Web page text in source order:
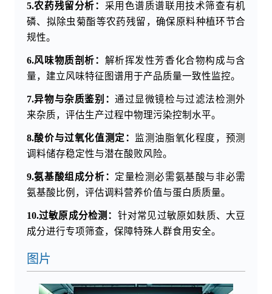
5.农药残留分析： 采用色谱质谱联用技术筛查有机
磷、拟除虫菊酯等农药残留，确保原料种植环节合
规性。
6.风味物质剖析： 解析挥发性芳香化合物构成与含
量，建立风味特征图谱用于产品质量一致性监控。
7.异物与杂质鉴别：通过显微镜检与过滤法检测外
来杂质，评估生产过程中物理污染控制水平。
8.酸价与过氧化值测定： 监测油脂氧化程度，预测
调料储存稳定性与潜在酸败风险。
9.氨基酸组成分析： 定量检测必需氨基酸与非必需
氨基酸比例，评估调料营养价值与蛋白质质量。
10.过敏原成分检测： 针对常见过敏原如麸质、大豆
成分进行专项筛查，保障特殊人群食用安全。
图片